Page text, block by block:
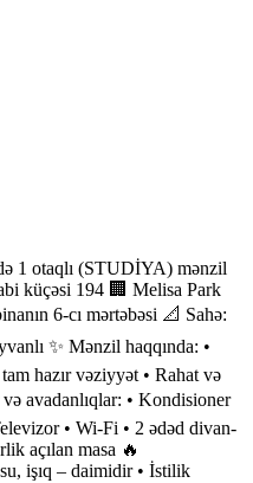
1 otaqlı (STUDİYA) mənzil
küçəsi 194 🏢 Melisa Park
6-cı mərtəbəsi 📐 Sahə:
✨ Mənzil haqqında: •
hazır vəziyyət • Rahat və
avadanlıqlar: • Kondisioner
• Wi-Fi • 2 ədəd divan-
açılan masa 🔥
işıq – daimidir • İstilik